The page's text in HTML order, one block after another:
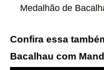
Medalhão de
Confira essa
Bacalhau com